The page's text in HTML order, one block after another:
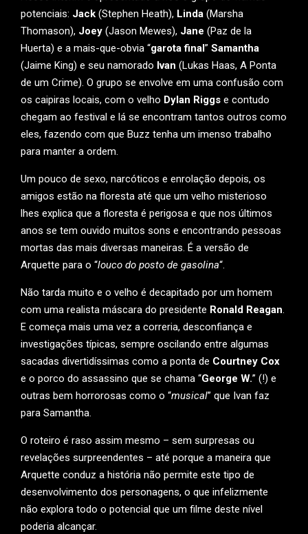
potenciais: Jack (Stephen Heath), Linda (Marsha
Thomason), Joey (Jason Mewes), Jane (Paz de la
Huerta) e a mais-que-obvia “garota final ” Samantha
(Jaime King) e seu namorado Ivan (Lukas Haas, A Ponta
de um Crime). O grupo se envolve em uma confusão com
os caipiras locais, com o velho Dylan Riggs e contudo
chegam ao festival e lá se encontram tantos outros como
eles, fazendo com que Buzz tenha um imenso trabalho
para manter a ordem.
Um pouco de sexo, narcóticos e enrolação depois, os
amigos estão na floresta até que um velho misterioso
lhes explica que a floresta é perigosa e que nos últimos
anos se tem ouvido muitos sons e encontrando pessoas
mortas das mais diversas maneiras. É a versão de
Arquette para o “louco do posto de gasolina“.
Não tarda muito e o velho é decapitado por um homem
com uma realista máscara do presidente Ronald Reagan.
E começa mais uma vez a correria, desconfiança e
investigações típicas, sempre oscilando entre algumas
sacadas divertidíssimas como a ponta de Courtney Cox
e o porco do assassino que se chama “George W.” (!) e
outras bem horrorosas como o “musical” que Ivan faz
para Samantha.
O roteiro é raso assim mesmo – sem surpresas ou
revelações surpreendentes – até porque a maneira que
Arquette conduz a história não permite este tipo de
desenvolvimento dos personagens, o que infelizmente
não explora todo o potencial que um filme deste nível
poderia alcançar.